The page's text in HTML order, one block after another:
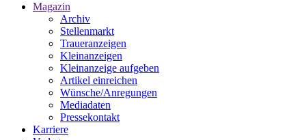
Magazin
Archiv
Stellenmarkt
Traueranzeigen
Kleinanzeigen
Kleinanzeige aufgeben
Artikel einreichen
Wünsche/Anregungen
Mediadaten
Pressekontakt
Karriere